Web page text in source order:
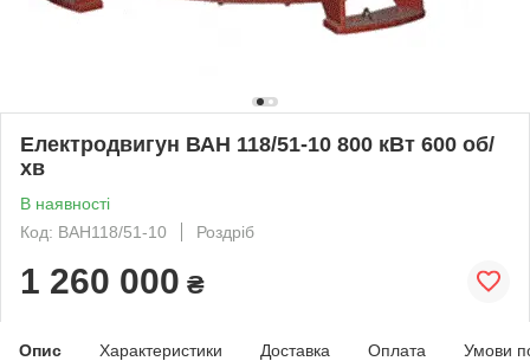
Електродвигун ВАН 118/51-10 800 кВт 600 об/
хв
В наявності
Код: ВАН118/51-10
Роздріб
1 260 000 ₴
Опис Характеристики Доставка Оплата Умови